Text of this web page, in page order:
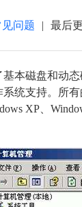
问题 | 最后
基本磁盘和动
统支持。所
XP、